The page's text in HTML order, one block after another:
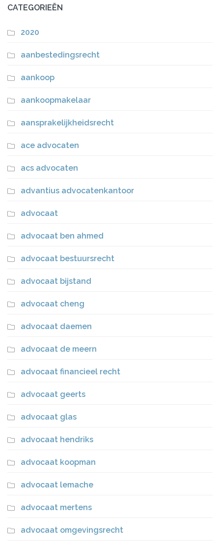
CATEGORIEËN
2020
aanbestedingsrecht
aankoop
aankoopmakelaar
aansprakelijkheidsrecht
ace advocaten
acs advocaten
advantius advocatenkantoor
advocaat
advocaat ben ahmed
advocaat bestuursrecht
advocaat bijstand
advocaat cheng
advocaat daemen
advocaat de meern
advocaat financieel recht
advocaat geerts
advocaat glas
advocaat hendriks
advocaat koopman
advocaat lemache
advocaat mertens
advocaat omgevingsrecht